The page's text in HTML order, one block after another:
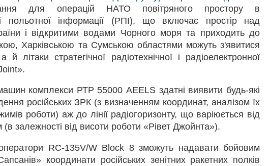
для операцій НАТО повітряного простору в
польотної інформації (РПІ), що включає простір над
і відкритими водами Чорного моря та приходить до
Харківською та Сумською областями можуть з'явитися
літаки стратегічної радіотехнічної і радіоелектронної
комплекси РТР 55000 AEELS здатні виявити будь-які
російських ЗРК (з визначенням координат, аналізом їх
роботи) аж до лінії радіогоризонту, що варіюється від
(в залежності від висоти роботи «Рівет Джойнта»).
RC-135V/W Block 8 зможуть надавати бойовим
координати російських зенітних ракетних полків